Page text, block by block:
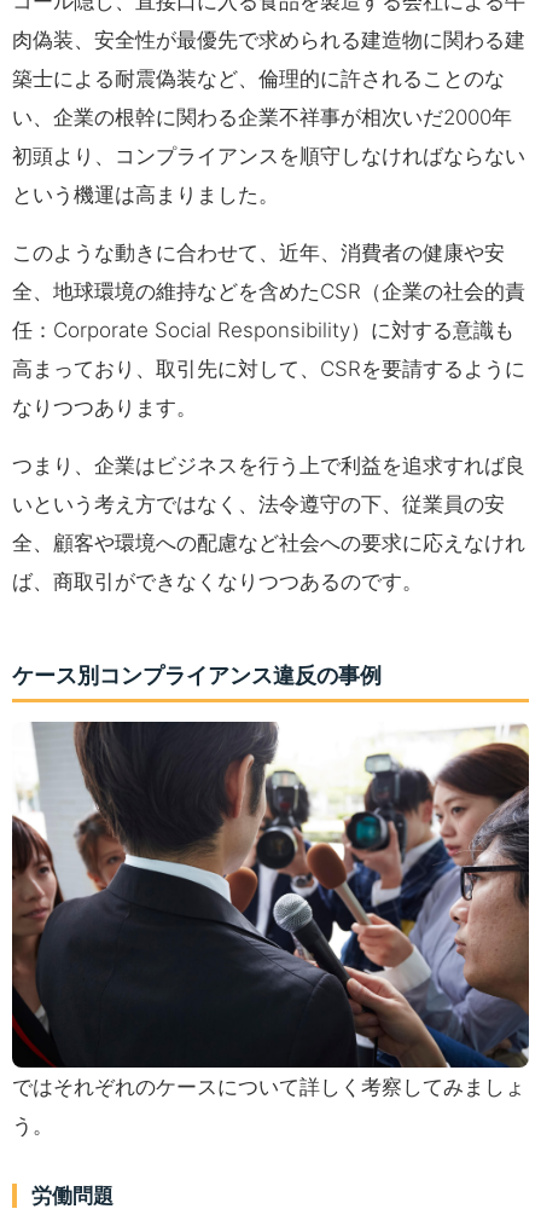
肉偽装、安全性が最優先で求められる建造物に関わる建
築士による耐震偽装など、倫理的に許されることのな
い、企業の根幹に関わる企業不祥事が相次いだ2000年
初頭より、コンプライアンスを順守しなければならない
という機運は高まりました。
このような動きに合わせて、近年、消費者の健康や安
全、地球環境の維持などを含めたCSR（企業の社会的責
任：Corporate Social Responsibility）に対する意識も
高まっており、取引先に対して、CSRを要請するように
なりつつあります。
つまり、企業はビジネスを行う上で利益を追求すれば良
いという考え方ではなく、法令遵守の下、従業員の安
全、顧客や環境への配慮など社会への要求に応えなけれ
ば、商取引ができなくなりつつあるのです。
ケース別コンプライアンス違反の事例
ではそれぞれのケースについて詳しく考察してみましょ
う。
労働問題